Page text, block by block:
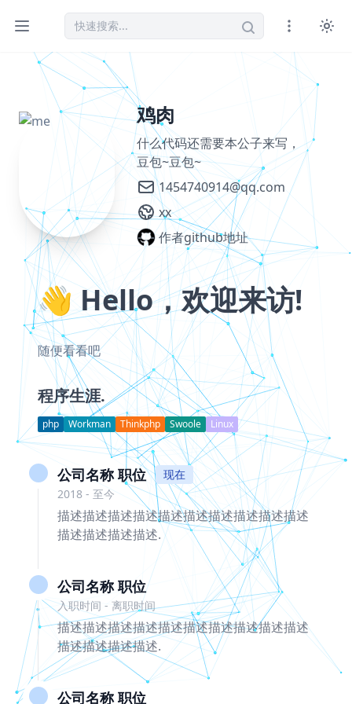
鸡肉
什么代码还需要本公子来写，
豆包~豆包~
1454740914@qq.com
xx
作者github地址
👋 Hello，欢迎来访!
随便看看吧
程序生涯.
php Workman Thinkphp Swoole Linux
公司名称 职位
现在
2018 - 至今
描述描述描述描述描述描述描述描述描述描述
描述描述描述描述.
公司名称 职位
入职时间 - 离职时间
描述描述描述描述描述描述描述描述描述描述
描述描述描述描述.
公司名称 职位